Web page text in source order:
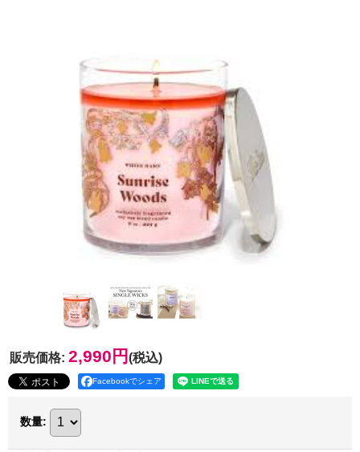
販売価格: 2,990円 (税込)
Facebookでシェア
数量: